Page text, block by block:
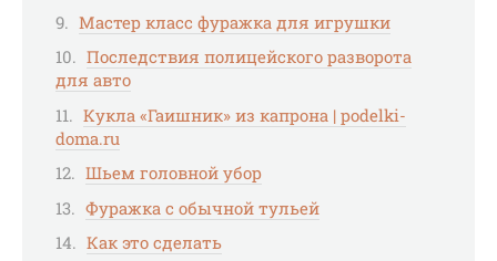
Мастер класс фуражка для игрушки
Последствия полицейского разворота
для авто
Кукла «Гаишник» из капрона | podelki-
doma.ru
Шьем головной убор
Фуражка с обычной тульей
Как это сделать